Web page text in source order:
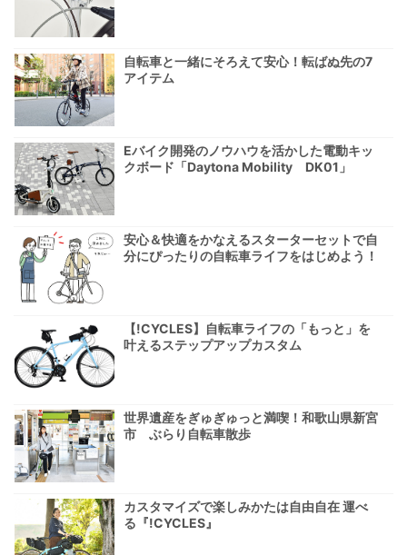
自転車と一緒にそろえて安心！転ばぬ先の7
アイテム
Eバイク開発のノウハウを活かした電動キッ
クボード「Daytona Mobility DK01」
安心＆快適をかなえるスターターセットで自
分にぴったりの自転車ライフをはじめよう！
【!CYCLES】自転車ライフの「もっと」を
叶えるステップアップカスタム
世界遺産をぎゅぎゅっと満喫！和歌山県新宮
市 ぶらり自転車散歩
カスタマイズで楽しみかたは自由自在 運べ
る『!CYCLES』